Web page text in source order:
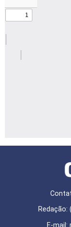
Redação:
E-